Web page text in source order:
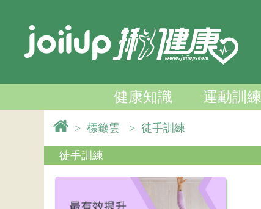
健康知識 運動訓練
> 標籤雲 > 徒手訓練
徒手訓練